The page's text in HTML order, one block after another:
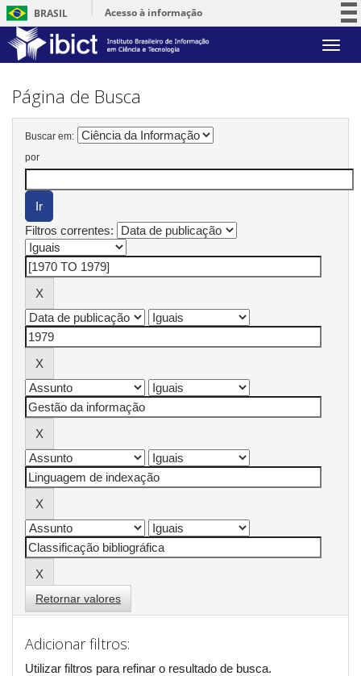
BRASIL
Acesso à informação
Serviços
Skip
Página de Busca
Buscar em:
por
Filtros correntes:
Retornar valores
Adicionar filtros:
Utilizar filtros para refinar o resultado de busca.